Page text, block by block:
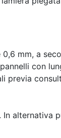
mm, a
con
previa
alternativa